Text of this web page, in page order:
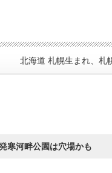
北海道 札幌生まれ、札
寒河畔公園は穴場かも